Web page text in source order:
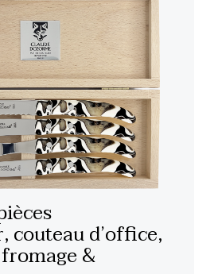
couteau d’office,
&